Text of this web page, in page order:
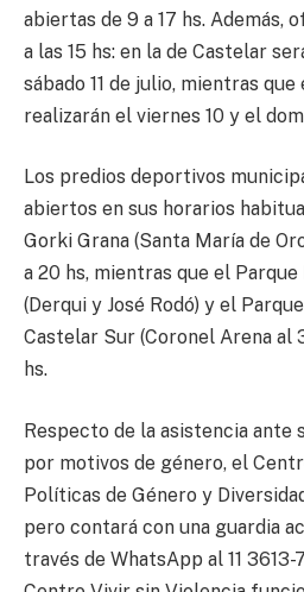
abiertas de 9 a 17 hs. Además,
a las 15 hs: en la de Castelar
sábado 11 de julio, mientras
realizarán el viernes 10 y el
Los predios deportivos
abiertos en sus horarios
Gorki Grana (Santa María de
a 20 hs, mientras que el
(Derqui y José Rodó) y el
Castelar Sur (Coronel Arena al
hs.
Respecto de la asistencia ante
por motivos de género, el
Políticas de Género y
pero contará con una guardia
través de WhatsApp al 11